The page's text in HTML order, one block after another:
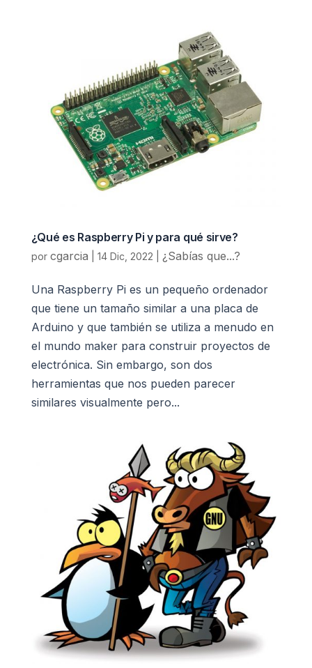
¿Qué es Raspberry Pi y para qué sirve?
por cgarcia 14 Dic, 2022 ¿Sabías que...?
Una Raspberry Pi es un pequeño ordenador
que tiene un tamaño similar a una placa de
Arduino y que también se utiliza a menudo en
el mundo maker para construir proyectos de
electrónica. Sin embargo, son dos
herramientas que nos pueden parecer
similares visualmente pero...